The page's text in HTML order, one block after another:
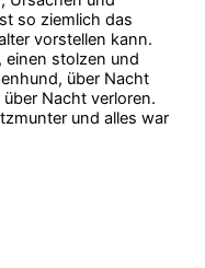
so ziemlich das
vorstellen kann.
einen stolzen und
über Nacht
Nacht verloren.
und alles war